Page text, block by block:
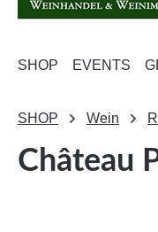
SHOP EVENTS
SHOP Wein
Château